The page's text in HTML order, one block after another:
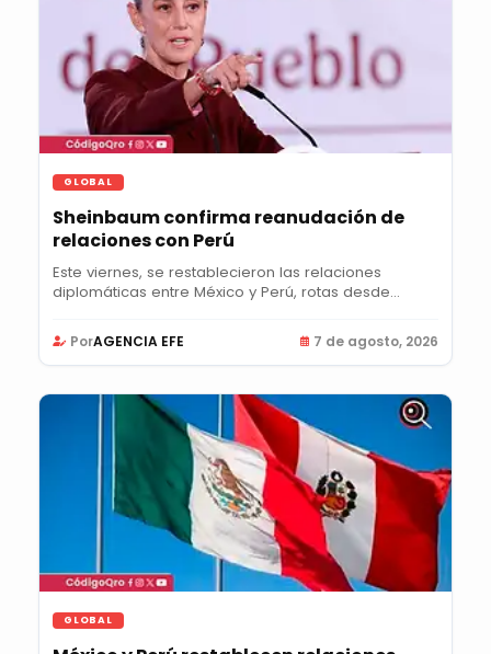
GLOBAL
Sheinbaum confirma reanudación de
relaciones con Perú
Este viernes, se restablecieron las relaciones
diplomáticas entre México y Perú, rotas desde...
PorAGENCIA EFE 7 de agosto, 2026
GLOBAL